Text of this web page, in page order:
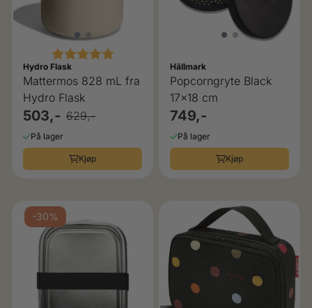
Karakter: 5.0 av 5 mulige
Hydro Flask
Mattermos 828 mL fra
Hydro Flask
503,- 629,-
På lager
Kjøp
Hällmark
Popcorngryte Black
17x18 cm
749,-
På lager
Kjøp
-30%